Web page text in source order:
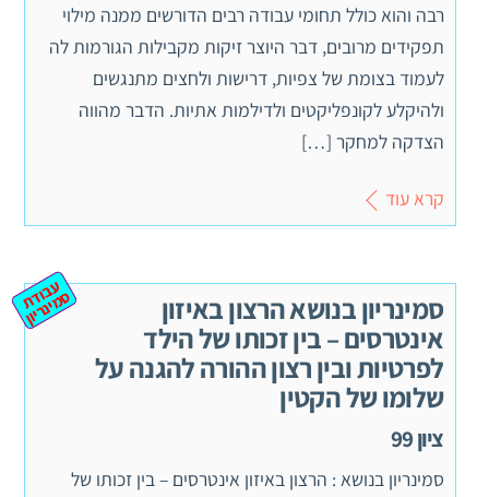
רבה והוא כולל תחומי עבודה רבים הדורשים ממנה מילוי
תפקידים מרובים, דבר היוצר זיקות מקבילות הגורמות לה
לעמוד בצומת של צפיות, דרישות ולחצים מתנגשים
ולהיקלע לקונפליקטים ולדילמות אתיות. הדבר מהווה
הצדקה למחקר […]
קרא עוד
סמינריון בנושא הרצון באיזון
אינטרסים – בין זכותו של הילד
לפרטיות ובין רצון ההורה להגנה על
שלומו של הקטין
ציון 99
ע
ב
וד
ת
ס
מ
ינ
ר
יון
סמינריון בנושא : הרצון באיזון אינטרסים – בין זכותו של